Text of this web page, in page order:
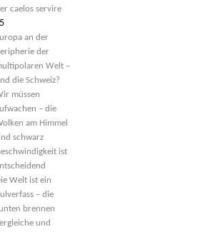
caelos servire
an der
der
Welt –
die Schweiz?
müssen
– die
am Himmel
schwarz
ist
Welt ist ein
– die
brennen
und